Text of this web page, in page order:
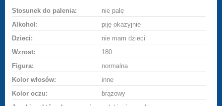
Stosunek do palenia:
nie palę
Alkohol:
piję okazyjnie
Dzieci:
nie mam dzieci
Wzrost:
180
Figura:
normalna
Kolor włosów:
inne
Kolor oczu:
brązowy